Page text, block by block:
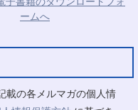
載の各メルマガの個人情